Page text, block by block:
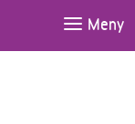
Meny